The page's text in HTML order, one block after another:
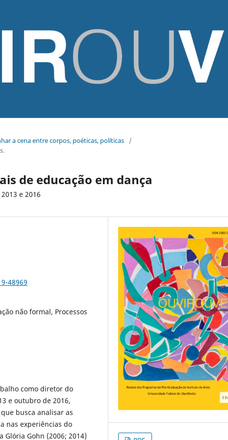
a cena entre corpos, poéticas, políticas
/
de educação em dança
e 2016
48969
não formal, Processos
como diretor do
e outubro de 2016,
busca analisar as
nas experiências do
Gohn (2006; 2014)